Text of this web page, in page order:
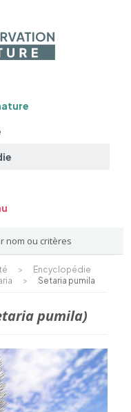
nom ou critères
>
Encyclopédie
> Setaria pumila
pumila)